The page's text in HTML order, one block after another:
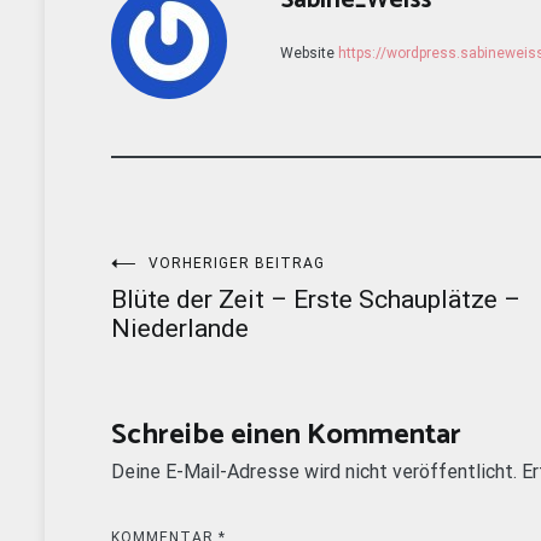
Website https://
Beitragsnavigation
VORHERIGER BEITRAG
Blüte der Zeit – Erste Schauplätze –
Niederlande
Schreibe einen Kommentar
Deine E-Mail-Adresse wird nicht veröffentlicht.
KOMMENTAR *